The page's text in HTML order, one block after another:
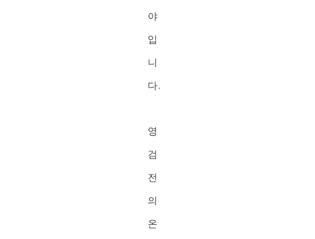
야
입
니
다.
영
검
전
의
온